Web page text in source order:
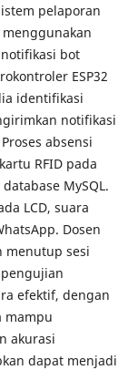
pelaporan
bot
ESP32
identifikasi
notifikasi
absensi
RFID pada
MySQL.
LCD, suara
Dosen
menutup sesi
efektif, dengan
mampu
akurasi
dapat menjadi